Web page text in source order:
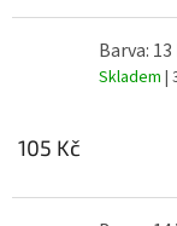
Barva:
Skladem |
105 Kč